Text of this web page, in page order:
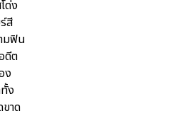
ด่ง
สี
มฟิน
ดีต
ง
ง
าด